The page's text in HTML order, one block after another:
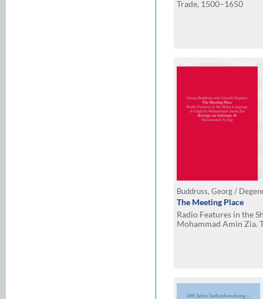
Trade, 1500–1650
Buddruss, Georg /
The Meeting Place
Radio Features in the
Mohammad Amin Zia.